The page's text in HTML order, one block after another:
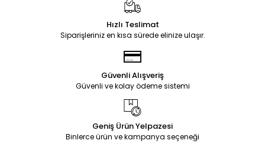
Hızlı Teslimat
Siparişleriniz en kısa sürede elinize ulaşır.
Güvenli Alışveriş
Güvenli ve kolay ödeme sistemi
Geniş Ürün Yelpazesi
Binlerce ürün ve kampanya seçeneği